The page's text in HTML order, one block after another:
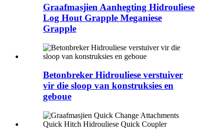
Graafmasjien Aanhegting Hidrouliese
Log Hout Grapple Meganiese
Grapple
Betonbreker Hidrouliese verstuiver
vir die sloop van konstruksies en
geboue